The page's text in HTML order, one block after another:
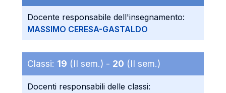
Docente responsabile dell'insegnamento:
MASSIMO CERESA-GASTALDO
Classi: 19 (II sem.) - 20 (II sem.)
Docenti responsabili delle classi: